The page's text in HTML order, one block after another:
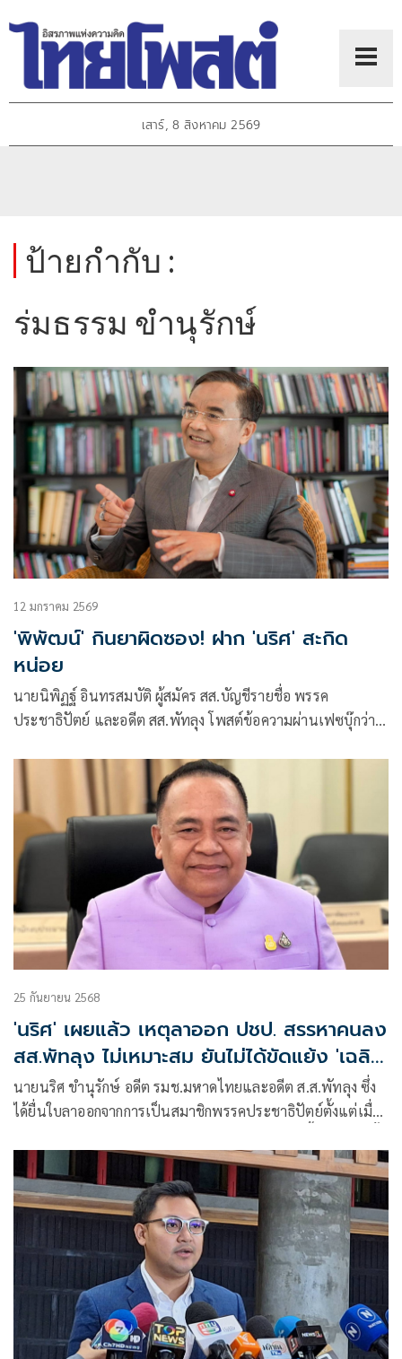
เสาร์, 8 สิงหาคม 2569
ป้ายกำกับ :
ร่มธรรม ขำนุรักษ์
12 มกราคม 2569
'พิพัฒน์' กินยาผิดซอง! ฝาก 'นริศ' สะกิด
หน่อย
นายนิพิฏฐ์ อินทรสมบัติ ผู้สมัคร สส.บัญชีรายชื่อ พรรค
ประชาธิปัตย์ และอดีต สส.พัทลุง โพสต์ข้อความผ่านเฟซบุ๊กว่า
25 กันยายน 2568
'นริศ' เผยแล้ว เหตุลาออก ปชป. สรรหาคนลง
สส.พัทลุง ไม่เหมาะสม ยันไม่ได้ขัดแย้ง 'เฉลิม
ชัย'
นายนริศ ขํานุรักษ์ อดีต รมช.มหาดไทยและอดีต ส.ส.พัทลุง ซึ่ง
ได้ยื่นใบลาออกจากการเป็นสมาชิกพรรคประชาธิปัตย์ตั้งแต่เมื่อ
แรกว่า เหตุผลการลาออกจากพรรคประชาธิปัตย์ที่ผมตั้งใจให้
เงียบ